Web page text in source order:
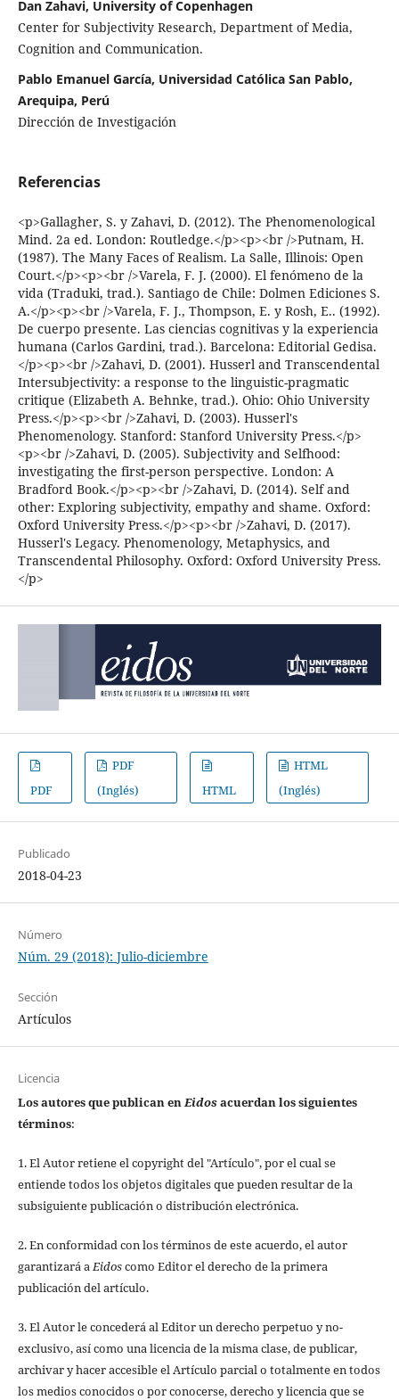
Dan Zahavi, University of Copenhagen
Center for Subjectivity Research, Department of Media,
Cognition and Communication.
Pablo Emanuel García, Universidad Católica San Pablo,
Arequipa, Perú
Dirección de Investigación
Referencias
<p>Gallagher, S. y Zahavi, D. (2012). The Phenomenological
Mind. 2a ed. London: Routledge.</p><p><br />Putnam, H.
(1987). The Many Faces of Realism. La Salle, Illinois: Open
Court.</p><p><br />Varela, F. J. (2000). El fenómeno de la
vida (Traduki, trad.). Santiago de Chile: Dolmen Ediciones S.
A.</p><p><br />Varela, F. J., Thompson, E. y Rosh, E.. (1992).
De cuerpo presente. Las ciencias cognitivas y la experiencia
humana (Carlos Gardini, trad.). Barcelona: Editorial Gedisa.
</p><p><br />Zahavi, D. (2001). Husserl and Transcendental
Intersubjectivity: a response to the linguistic-pragmatic
critique (Elizabeth A. Behnke, trad.). Ohio: Ohio University
Press.</p><p><br />Zahavi, D. (2003). Husserl's
Phenomenology. Stanford: Stanford University Press.</p>
<p><br />Zahavi, D. (2005). Subjectivity and Selfhood:
investigating the first-person perspective. London: A
Bradford Book.</p><p><br />Zahavi, D. (2014). Self and
other: Exploring subjectivity, empathy and shame. Oxford:
Oxford University Press.</p><p><br />Zahavi, D. (2017).
Husserl's Legacy. Phenomenology, Metaphysics, and
Transcendental Philosophy. Oxford: Oxford University Press.
</p>
PDF
PDF
(Inglés)
HTML
HTML
(Inglés)
Publicado
2018-04-23
Número
Núm. 29 (2018): Julio-diciembre
Sección
Artículos
Licencia
Los autores que publican enEidosacuerdan los siguientes
términos:
1. El Autor retiene el copyright del "Artículo", por el cual se
entiende todos los objetos digitales que pueden resultar de la
subsiguiente publicación o distribución electrónica.
2. En conformidad con los términos de este acuerdo, el autor
garantizará aEidoscomo Editor el derecho de la primera
publicación del artículo.
3. El Autor le concederá al Editor un derecho perpetuo y no-
exclusivo, así como una licencia de la misma clase, de publicar,
archivar y hacer accesible el Artículo parcial o totalmente en todos
los medios conocidos o por conocerse, derecho y licencia que se